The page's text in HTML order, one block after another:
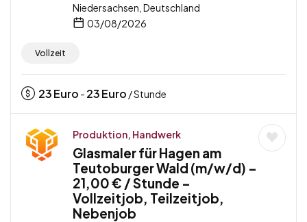
Niedersachsen, Deutschland
03/08/2026
Vollzeit
23Euro - 23Euro / Stunde
Produktion, Handwerk
Glasmaler für Hagen am
Teutoburger Wald (m/w/d) –
21,00 € / Stunde –
Vollzeitjob, Teilzeitjob,
Nebenjob